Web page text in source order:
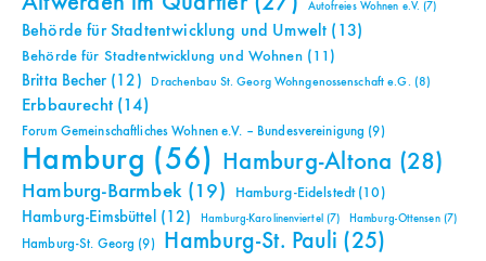
Autofreies Wohnen e.V. (7)
Behörde für Stadtentwicklung und Umwelt (13)
Behörde für Stadtentwicklung und Wohnen(11)
Britta Becher(12) Drachenbau St. Georg Wohngenossenschaft e.G. (8)
Erbbaurecht(14)
Forum Gemeinschaftliches Wohnen e.V. – Bundesvereinigung (9)
Hamburg (56) Hamburg-Altona (28)
Hamburg-Barmbek(19) Hamburg-Eidelstedt(10)
Hamburg-Eimsbüttel (12) Hamburg-Karolinenviertel (7) Hamburg-Ottensen(7)
Hamburg-St. Georg (9) Hamburg-St. Pauli (25)